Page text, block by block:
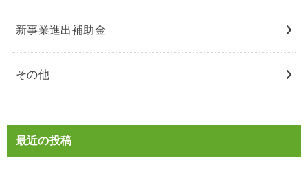
新事業進出補助金
その他
最近の投稿